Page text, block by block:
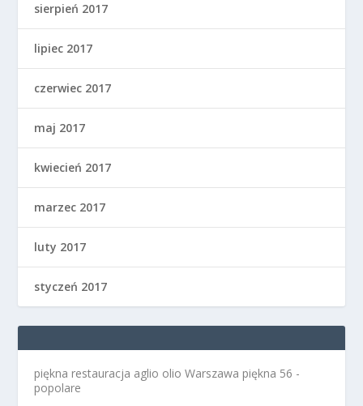
sierpień 2017
lipiec 2017
czerwiec 2017
maj 2017
kwiecień 2017
marzec 2017
luty 2017
styczeń 2017
piękna restauracja aglio olio Warszawa piękna 56 -
popolare